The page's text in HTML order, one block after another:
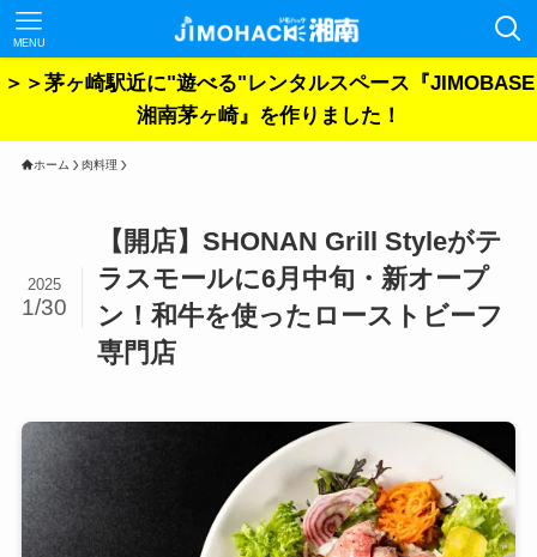
MENU
＞＞茅ヶ崎駅近に"遊べる"レンタルスペース『JIMOBASE
湘南茅ヶ崎』を作りました！
ホーム 肉料理
【開店】SHONAN Grill Styleがテ
ラスモールに6月中旬・新オープ
ン！和牛を使ったローストビーフ
専門店
2025
1/30